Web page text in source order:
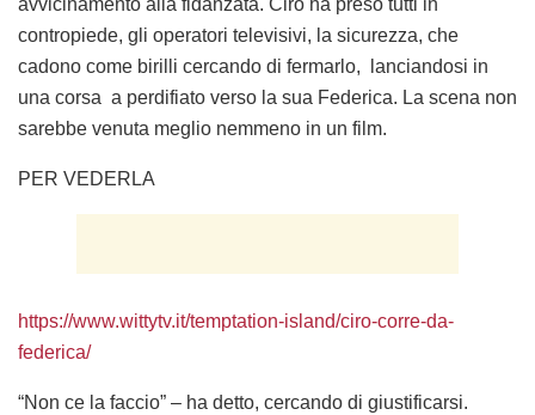
avvicinamento alla fidanzata. Ciro ha preso tutti in
contropiede, gli operatori televisivi, la sicurezza, che
cadono come birilli cercando di fermarlo, lanciandosi in
una corsa a perdifiato verso la sua Federica. La scena non
sarebbe venuta meglio nemmeno in un film.
PER VEDERLA
https://www.wittytv.it/temptation-island/ciro-corre-da-
federica/
“Non ce la faccio” – ha detto, cercando di giustificarsi.